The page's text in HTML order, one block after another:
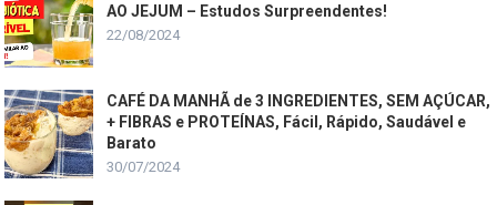
AO JEJUM – Estudos Surpreendentes!
22/08/2024
CAFÉ DA MANHÃ de 3 INGREDIENTES, SEM AÇÚCAR,
+ FIBRAS e PROTEÍNAS, Fácil, Rápido, Saudável e
Barato
30/07/2024